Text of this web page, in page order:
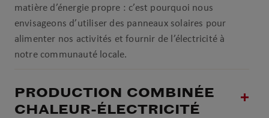
matière d’énergie propre : c’est pourquoi nous
envisageons d’utiliser des panneaux solaires pour
alimenter nos activités et fournir de l’électricité à
notre communauté locale.
PRODUCTION COMBINÉE
CHALEUR-ÉLECTRICITÉ